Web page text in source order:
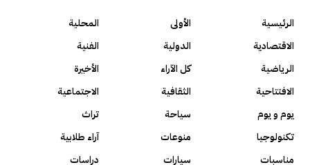
الرئيسية الأولى
المحلية
الاقتصادية
الدولية
الفنية
الرياضية
كل الآراء
الأخيرة
الافتتاحية
الثقافية
الاجتماعية
يوم و يوم
سياحة
تراث
تكنولوجيا
منوعات
آراء طلابية
مناسبات
سيارات دراسات